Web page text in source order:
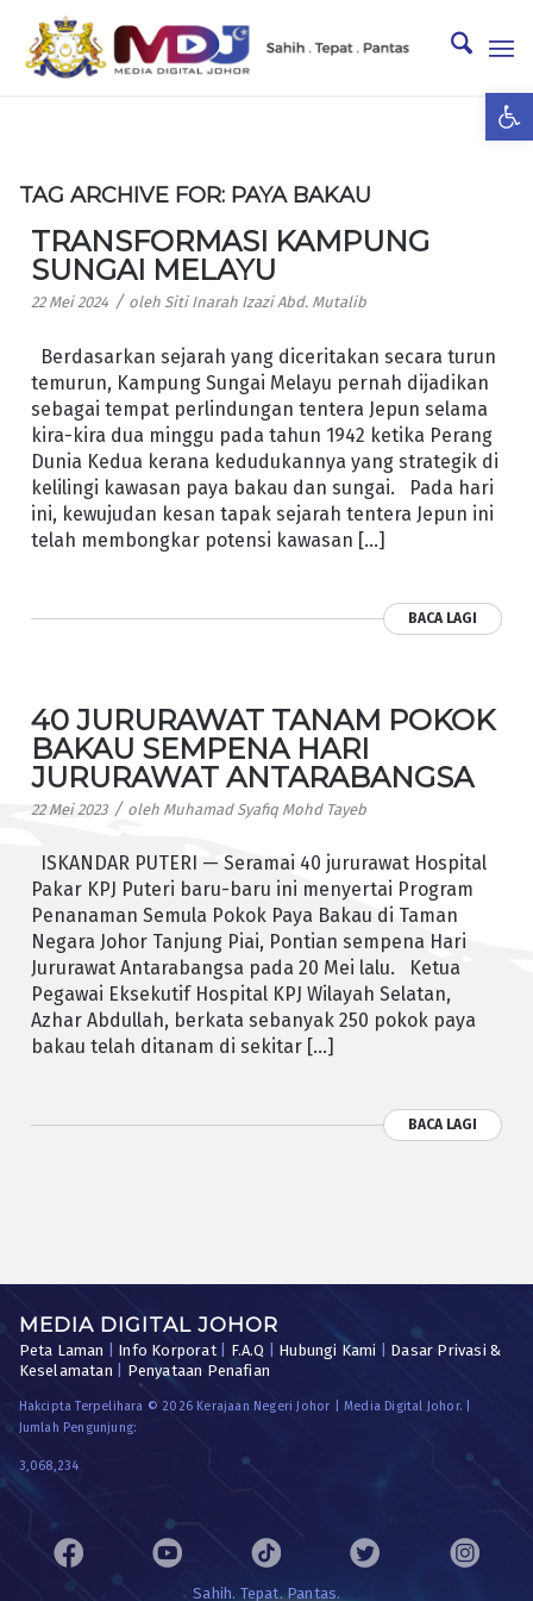
TAG ARCHIVE FOR: PAYA BAKAU
TRANSFORMASI KAMPUNG
SUNGAI MELAYU
22 Mei 2024 / oleh Siti Inarah Izazi Abd. Mutalib
Berdasarkan sejarah yang diceritakan secara turun
temurun, Kampung Sungai Melayu pernah dijadikan
sebagai tempat perlindungan tentera Jepun selama
kira-kira dua minggu pada tahun 1942 ketika Perang
Dunia Kedua kerana kedudukannya yang strategik di
kelilingi kawasan paya bakau dan sungai. Pada hari
ini, kewujudan kesan tapak sejarah tentera Jepun ini
telah membongkar potensi kawasan […]
BACA LAGI
40 JURURAWAT TANAM POKOK
BAKAU SEMPENA HARI
JURURAWAT ANTARABANGSA
22 Mei 2023 / oleh Muhamad Syafiq Mohd Tayeb
ISKANDAR PUTERI — Seramai 40 jururawat Hospital
Pakar KPJ Puteri baru-baru ini menyertai Program
Penanaman Semula Pokok Paya Bakau di Taman
Negara Johor Tanjung Piai, Pontian sempena Hari
Jururawat Antarabangsa pada 20 Mei lalu. Ketua
Pegawai Eksekutif Hospital KPJ Wilayah Selatan,
Azhar Abdullah, berkata sebanyak 250 pokok paya
bakau telah ditanam di sekitar […]
BACA LAGI
MEDIA DIGITAL JOHOR
Peta Laman Info Korporat| F.A.Q Hubungi Kami
Dasar Privasi &
Keselamatan
Penyataan Penafian
Hakcipta Terpelihara © 2026 Kerajaan Negeri Johor | Media Digital Johor. |
Jumlah Pengunjung:
3,068,234
Sahih. Tepat. Pantas.